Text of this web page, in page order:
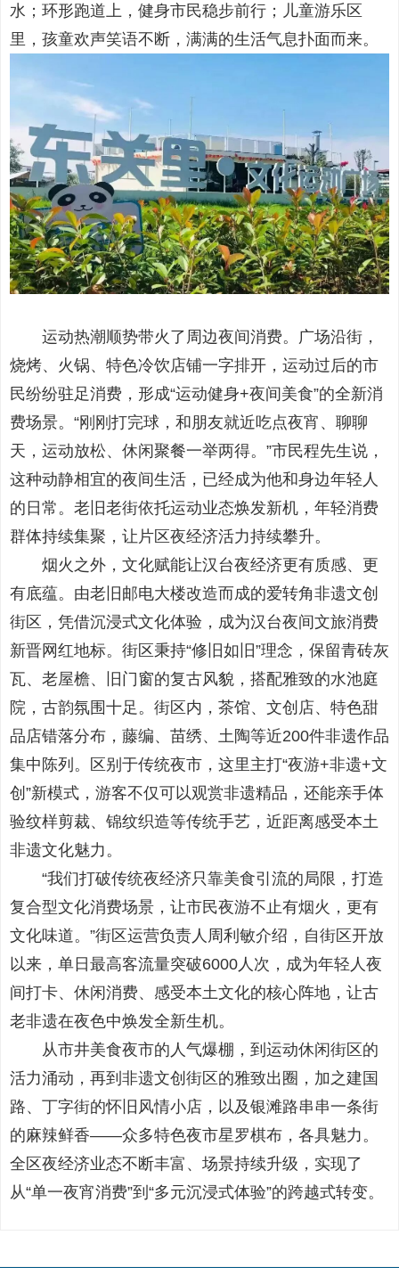
水；环形跑道上，健身市民稳步前行；儿童游乐区
里，孩童欢声笑语不断，满满的生活气息扑面而来。
运动热潮顺势带火了周边夜间消费。广场沿街，
烧烤、火锅、特色冷饮店铺一字排开，运动过后的市
民纷纷驻足消费，形成“运动健身+夜间美食”的全新消
费场景。“刚刚打完球，和朋友就近吃点夜宵、聊聊
天，运动放松、休闲聚餐一举两得。”市民程先生说，
这种动静相宜的夜间生活，已经成为他和身边年轻人
的日常。老旧老街依托运动业态焕发新机，年轻消费
群体持续集聚，让片区夜经济活力持续攀升。
烟火之外，文化赋能让汉台夜经济更有质感、更
有底蕴。由老旧邮电大楼改造而成的爱转角非遗文创
街区，凭借沉浸式文化体验，成为汉台夜间文旅消费
新晋网红地标。街区秉持“修旧如旧”理念，保留青砖灰
瓦、老屋檐、旧门窗的复古风貌，搭配雅致的水池庭
院，古韵氛围十足。街区内，茶馆、文创店、特色甜
品店错落分布，藤编、苗绣、土陶等近200件非遗作品
集中陈列。区别于传统夜市，这里主打“夜游+非遗+文
创”新模式，游客不仅可以观赏非遗精品，还能亲手体
验纹样剪裁、锦纹织造等传统手艺，近距离感受本土
非遗文化魅力。
“我们打破传统夜经济只靠美食引流的局限，打造
复合型文化消费场景，让市民夜游不止有烟火，更有
文化味道。”街区运营负责人周利敏介绍，自街区开放
以来，单日最高客流量突破6000人次，成为年轻人夜
间打卡、休闲消费、感受本土文化的核心阵地，让古
老非遗在夜色中焕发全新生机。
从市井美食夜市的人气爆棚，到运动休闲街区的
活力涌动，再到非遗文创街区的雅致出圈，加之建国
路、丁字街的怀旧风情小店，以及银滩路串串一条街
的麻辣鲜香——众多特色夜市星罗棋布，各具魅力。
全区夜经济业态不断丰富、场景持续升级，实现了
从“单一夜宵消费”到“多元沉浸式体验”的跨越式转变。